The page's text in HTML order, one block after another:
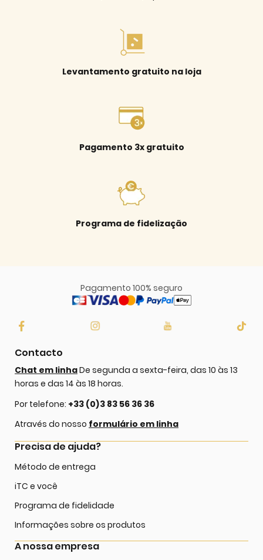
Levantamento gratuito na loja
Pagamento 3x gratuito
Programa de fidelização
Pagamento 100% seguro
Contacto
Chat em linhaDe segunda a sexta-feira, das 10 às 13
horas e das 14 às 18 horas.
Por telefone: +33 (0)3 83 56 36 36
Através do nosso formulário em linha
A nossa empresa
Precisa de ajuda?
Método de entrega
iTC e você
Programa de fidelidade
Informações sobre os produtos